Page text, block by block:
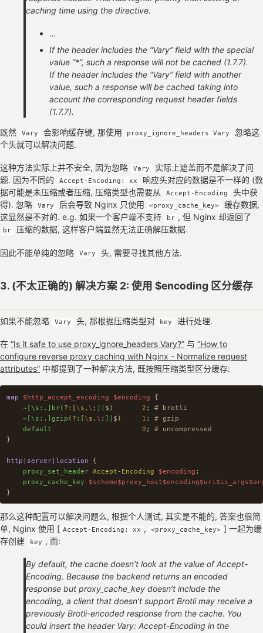
caching time using the directive.
…
If the header includes the “Vary” field with the special
value “*”, such a response will not be cached (1.7.7).
If the header includes the “Vary” field with another
value, such a response will be cached taking into
account the corresponding request header fields
(1.7.7).
既然 Vary 会影响缓存键, 那使用 proxy_ignore_headers Vary
忽略这
个头就可以解决问题.
这种方法实际上并不安全, 因为忽略 Vary
实际上遮盖而不是解决了问
题. 因为不同的
Accept-Encoding: xx
响应头对应的数据是不一样的 (数
据可能是未压缩或者压缩, 压缩类型也需要从
Accept-Encoding
头中获
得). 忽略
Vary 后会导致 Nginx 只使用 <proxy_cache_key>
缓存数据,
这显然是不对的. e.g. 如果一个客户端不支持
br , 但 Nginx 却返回了
br 压缩的数据, 这样客户端显然无法正确解压数据.
因此不能单纯的忽略 Vary 头, 需要寻找其他方法.
3. (不太正确的) 解决方案 2: 使用 $encoding 区分缓存
如果不能忽略 Vary 头, 那根据压缩类型对 key 进行处理.
在 “Is it safe to use proxy_ignore_headers Vary?” 与 “How to
configure reverse proxy caching with Nginx - Normalize request
attributes” 中都提到了一种解决方法, 既按照压缩类型区分缓存:
map $http_accept_encoding $encoding
{
~[\s:,]br(?:[\ s, \ ; ]| $ ) 2 ;
# brotli
~[\s:,]gzip (?:[\ s, \ ; ]| $ ) 1 ;
# gzip
default
0 ;
# uncompressed
}
http|server|location
{
proxy_set_header
Accept-Encoding $encoding ;
proxy_cache_key
}
那么这种配置可以解决问题么, 根据个人测试, 其实是不能的, 答案也很简
单, Nginx 使用 [ Accept-Encoding: xx , <proxy_cache_key> ] 一起为缓
存创建
key , 而:
By default, the cache doesn’t look at the value of Accept-
Encoding. Because the backend returns an encoded
response but proxy_cache_key doesn’t include the
encoding, a client that doesn’t support Brotli may receive a
previously Brotli-encoded response from the cache. You
could insert the header Vary: Accept-Encoding in the